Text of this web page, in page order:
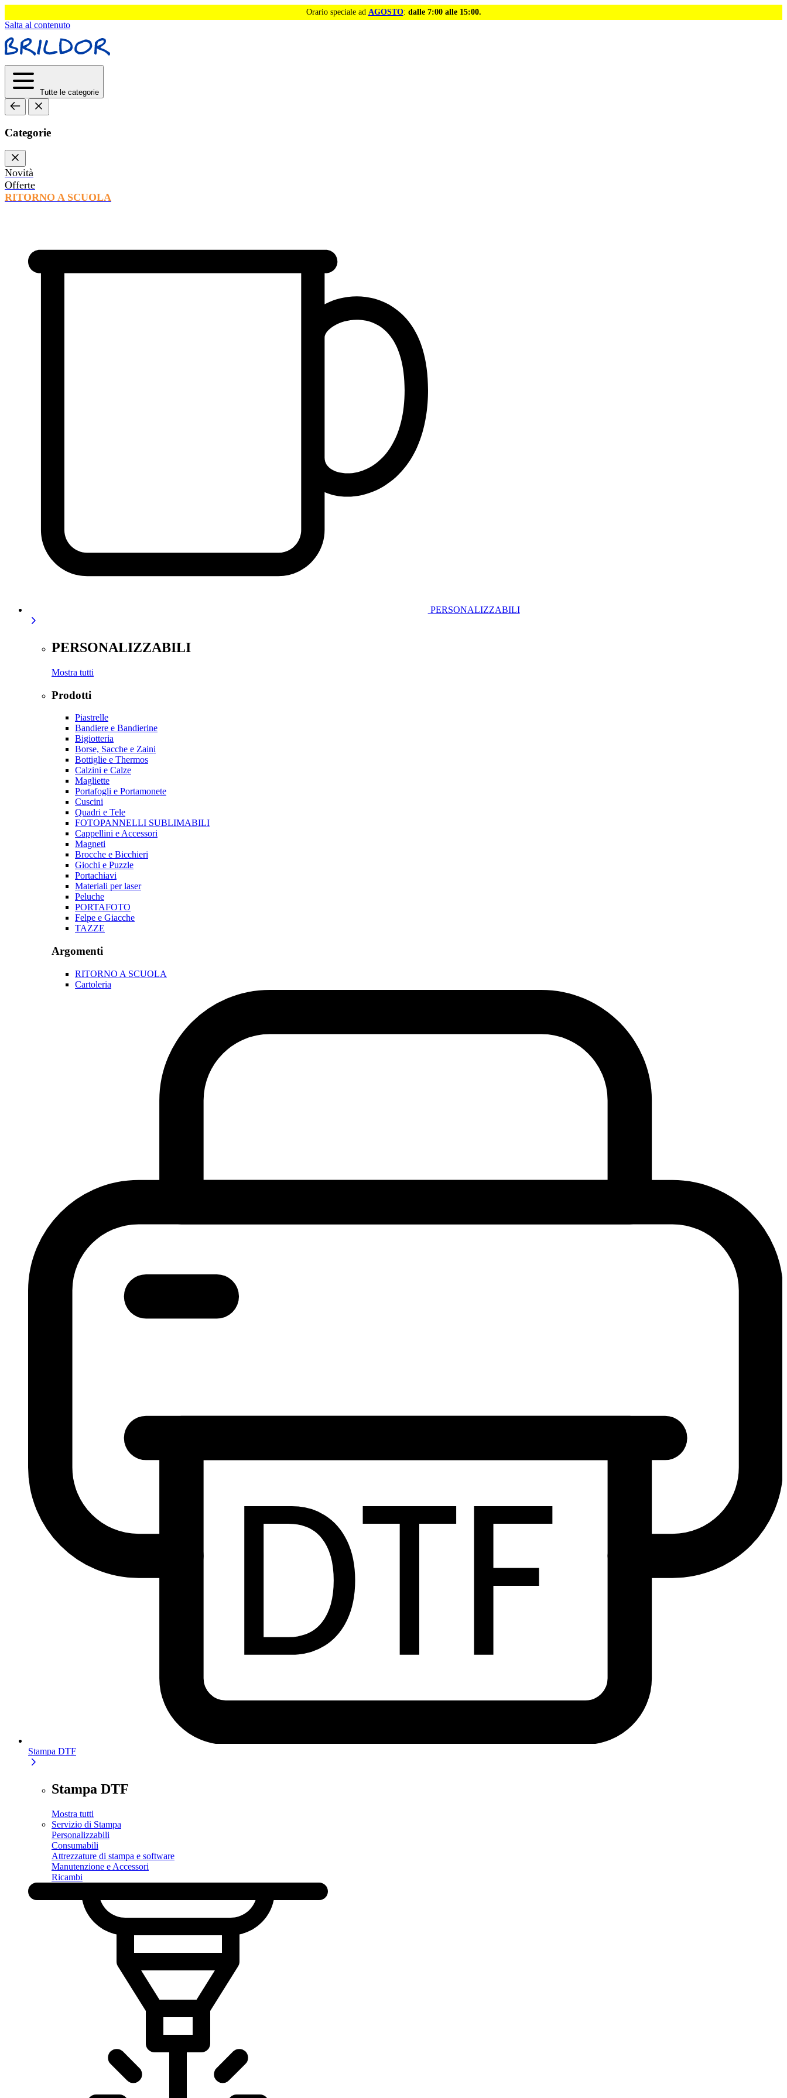
Orario speciale ad AGOSTO: dalle 7:00 alle 15:00.
Salta al contenuto
Tutte le categorie
Categorie
Novità
Offerte
RITORNO A SCUOLA
PERSONALIZZABILI
PERSONALIZZABILI
Mostra tutti
Prodotti
Piastrelle
Bandiere e Bandierine
Bigiotteria
Borse, Sacche e Zaini
Bottiglie e Thermos
Calzini e Calze
Magliette
Portafogli e Portamonete
Cuscini
Quadri e Tele
FOTOPANNELLI SUBLIMABILI
Cappellini e Accessori
Magneti
Brocche e Bicchieri
Giochi e Puzzle
Portachiavi
Materiali per laser
Peluche
PORTAFOTO
Felpe e Giacche
TAZZE
Argomenti
RITORNO A SCUOLA
Cartoleria
Stampa DTF
Stampa DTF
Mostra tutti
Servizio di Stampa
Personalizzabili
Consumabili
Attrezzature di stampa e software
Manutenzione e Accessori
Ricambi